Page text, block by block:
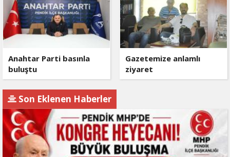
Anahtar Parti basınla
buluştu
Gazetemize anlamlı
ziyaret
Son Eklenen Haberler